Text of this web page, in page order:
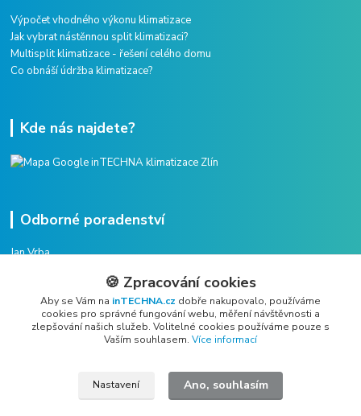
Výpočet vhodného výkonu klimatizace
Jak vybrat nástěnnou split klimatizaci?
Multisplit klimatizace - řešení celého domu
Co obnáší údržba klimatizace?
Kde nás najdete?
Odborné poradenství
Jan Vrba
vrba@intechna.cz
🍪 Zpracování cookies
Aby se Vám na inTECHNA.cz dobře nakupovalo, používáme
cookies pro správné fungování webu, měření návštěvnosti a
zlepšování našich služeb. Volitelné cookies používáme pouze s
Vaším souhlasem. Více informací
Nastavení Ano, souhlasím